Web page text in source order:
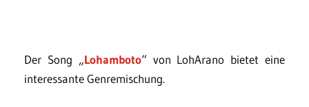
Der Song „Lohamboto“ von LohArano bietet eine
interessante Genremischung.